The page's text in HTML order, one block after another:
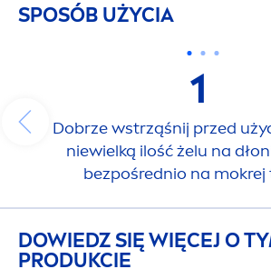
SPOSÓB UŻYCIA
1
Dobrze wstrząśnij przed
niewielką ilość żelu na
bezpośrednio na
DOWIEDZ SIĘ WIĘCEJ O
PRODUKCIE